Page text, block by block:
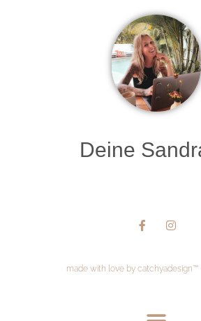
Deine
made with love by catchyadesign™